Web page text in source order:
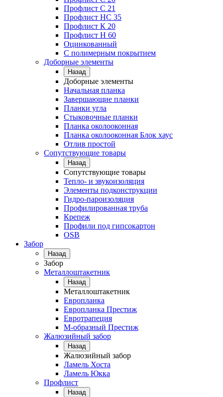
Профлист C 21
Профлист НС 35
Профлист К 20
Профлист Н 60
Оцинкованный
С полимерным покрытием
Доборные элементы
Назад
Доборные элементы
Начальная планка
Завершающие планки
Планки угла
Стыковочные планки
Планка околооконная
Планка околооконная Блок хаус
Отлив простой
Сопутствующие товары
Назад
Сопутствующие товары
Тепло- и звукоизоляция
Элементы подконструкции
Гидро-пароизоляция
Профилированная труба
Крепеж
Профили под гипсокартон
OSB
Забор
Назад
Забор
Металлоштакетник
Назад
Металлоштакетник
Европланка
Европланка Престиж
Евротрапеция
М-образный Престиж
Жалюзийный забор
Назад
Жалюзийный забор
Ламель Хоста
Ламель Юкка
Профлист
Назад